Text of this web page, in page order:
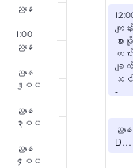
ညနေ
1:00
ညနေ
ညနေ
၂း၀၀
ညနေ
၃း၀၀
ညနေ
၄း၀၀
သြ
ကျန်း
စား
ဟင်း
ချက်
သင်
-
သ
ညန
Del Valle မိုဘိုင်းစာကြည့်တိုက်